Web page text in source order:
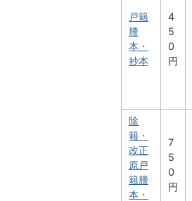
戸籍
謄
本・
抄本
4
5
0
円
除
籍・
改正
原戸
籍謄
本・
7
5
0
円